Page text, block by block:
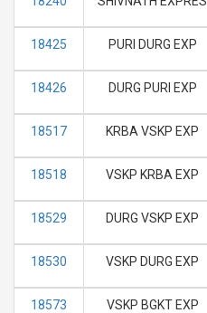
18425 PURI DURG EXP
18426 DURG PURI EXP
18517 KRBA VSKP EXP
18518 VSKP KRBA EXP
18529 DURG VSKP EXP
18530 VSKP DURG EXP
18573 VSKP BGKT EXP